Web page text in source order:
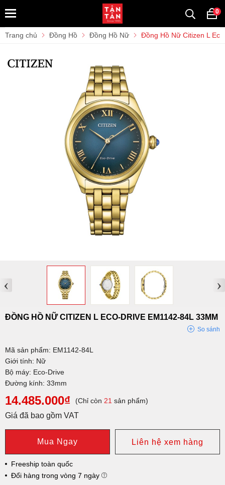
0
Trang chủ Đồng Hồ Đồng Hồ Nữ Đồng Hồ Nữ Citizen L
‹ ›
ĐỒNG HỒ NỮ CITIZEN L ECO-DRIVE EM1142-84L 33MM
So sánh
Mã sản phẩm: EM1142-84L
Giới tính: Nữ
Bộ máy: Eco-Drive
Đường kính: 33mm
14.485.000₫ (Chỉ còn 21 sản phẩm)
Giá đã bao gồm VAT
Mua Ngay Liên hệ xem hàng
Freeship toàn quốc
Đổi hàng trong vòng 7 ngày